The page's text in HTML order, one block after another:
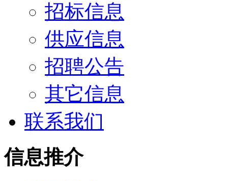
招标信息
供应信息
招聘公告
其它信息
联系我们
信息推介